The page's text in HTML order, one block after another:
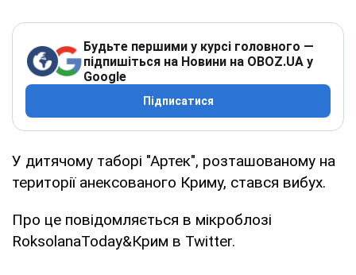
Будьте першими у курсі головного —
підпишіться на Новини на OBOZ.UA у
Google
Підписатися
У дитячому таборі "Артек", розташованому на
території анексованого Криму, стався вибух.
Про це повідомляється в мікроблозі
RoksolanaToday&Крим в Twitter.